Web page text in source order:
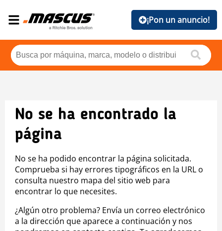
¡Pon un anuncio!
No se ha encontrado la
página
No se ha podido encontrar la página solicitada.
Comprueba si hay errores tipográficos en la URL o
consulta nuestro mapa del sitio web para
encontrar lo que necesites.
¿Algún otro problema? Envía un correo electrónico
a la dirección que aparece a continuación y nos